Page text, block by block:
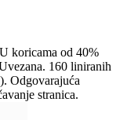
koricama od 40%
160 liniranih
Odgovarajuća
stranica.